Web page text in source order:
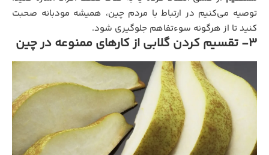
توصیه می‌کنیم در ارتباط با مردم چین، همیشه مودبانه صحبت
کنید تا از هرگونه سوءتفاهم جلوگیری شود.
3- تقسیم کردن گلابی از کارهای ممنوعه در چین